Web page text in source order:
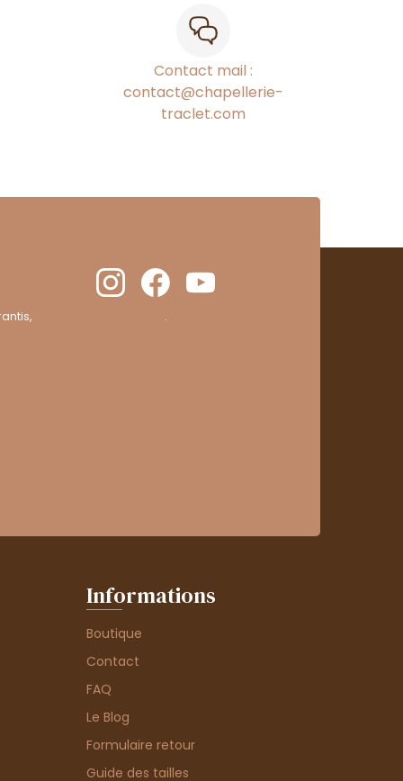
Contact mail :
contact@chapellerie-
traclet.com
.
Informations
Boutique
Contact
FAQ
Le Blog
Formulaire retour
Guide des tailles